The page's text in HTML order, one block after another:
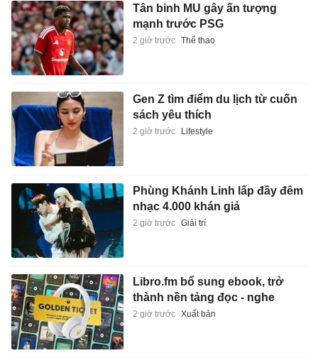
Tân binh MU gây ấn tượng
mạnh trước PSG
2 giờ trước Thể thao
Gen Z tìm điểm du lịch từ cuốn
sách yêu thích
2 giờ trước Lifestyle
Phùng Khánh Linh lấp đầy đêm
nhạc 4.000 khán giả
2 giờ trước Giải trí
Libro.fm bổ sung ebook, trở
thành nền tảng đọc - nghe
2 giờ trước Xuất bản